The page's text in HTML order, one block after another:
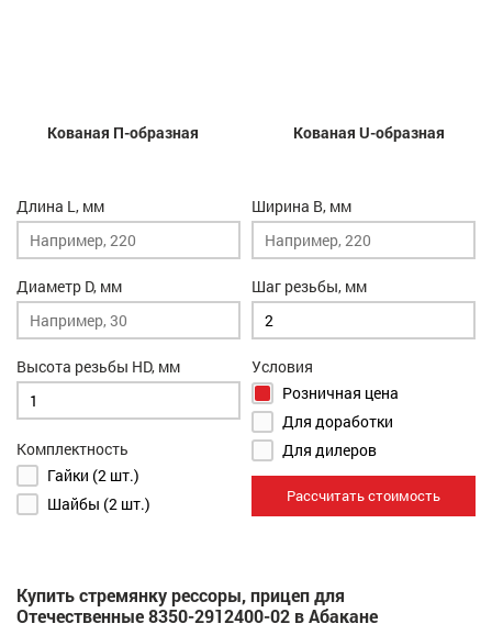
Кованая П-образная Кованая U-образная
Длина L, мм
Диаметр D, мм
Ширина B, мм
Шаг резьбы, мм
Высота резьбы HD, мм
Комплектность
Гайки (2 шт.)
Шайбы (2 шт.)
Условия
Розничная цена
Для доработки
Для дилеров
Рассчитать стоимость
Купить стремянку рессоры, прицеп для
Отечественные 8350-2912400-02 в Абакане